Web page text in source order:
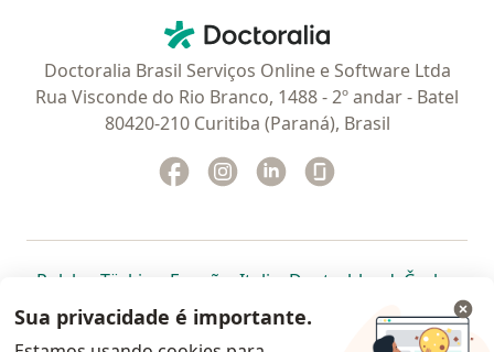
Doctoralia - Homepage
Doctoralia Brasil Serviços Online e Software Ltda
Rua Visconde do Rio Branco, 1488 - 2º andar - Batel
80420-210 Curitiba (Paraná), Brasil
Facebook
abre num novo separador
Instagram
abre num novo separador
Linkedin
abre num novo
Polska abre num novo separador
Türkiye abre num novo separador
España abre num novo separador
Italia abre num novo
Deutschlandabre num
Česko
Portugal abre num novo separador
, México abre num novo separador
, abre num novo separador
Brasil abre num novoabre num
abre
Colombia abre num novo
Sua privacidade é importante.